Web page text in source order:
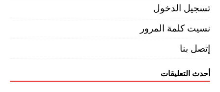
تسجيل الدخول
نسيت كلمة المرور
إتصل بنا
أحدث التعليقات